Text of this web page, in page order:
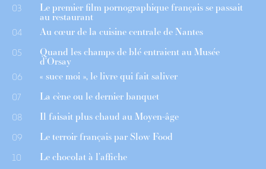
03 Le premier film pornographique français se passait
au restaurant
04 Au cœur de la cuisine centrale de Nantes
05 Quand les champs de blé entraient au Musée
d’Orsay
06 « suce moi », le livre qui fait saliver
07 La cène ou le dernier banquet
08 Il faisait plus chaud au Moyen-âge
09 Le terroir français par Slow Food
10 Le chocolat à l’affiche